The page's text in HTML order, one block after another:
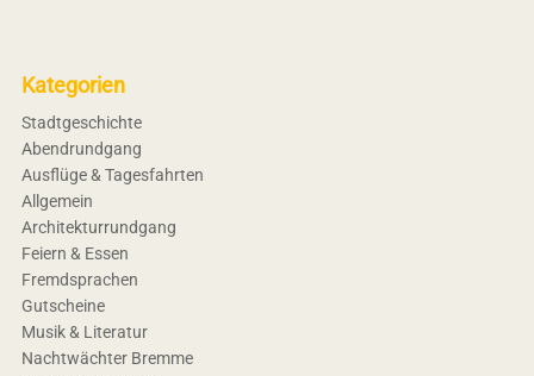
Kategorien
Stadtgeschichte
Abendrundgang
Ausflüge & Tagesfahrten
Allgemein
Architekturrundgang
Feiern & Essen
Fremdsprachen
Gutscheine
Musik & Literatur
Nachtwächter Bremme